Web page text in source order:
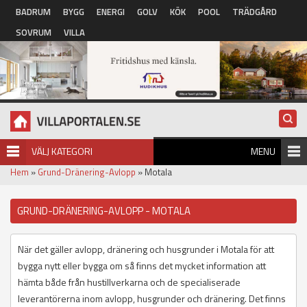
Hoppa till huvudinnehåll
BADRUM BYGG ENERGI GOLV KÖK POOL
TRÄDGÅRD
SOVRUM
VILLA
VÄLJ KATEGORI MENU
Hem » Grund-Dränering-Avlopp » Motala
GRUND-DRÄNERING-AVLOPP - MOTALA
När det gäller avlopp, dränering och husgrunder i Motala för att
bygga nytt eller bygga om så finns det mycket information att
hämta både från hustillverkarna och de specialiserade
leverantörerna inom avlopp, husgrunder och dränering. Det finns